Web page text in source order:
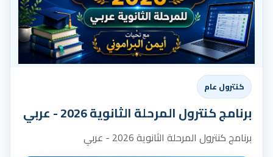
كنترول عام
برنامج كنترول المرحلة الثانوية 2026 - عربي
برنامج كنترول المرحلة الثانوية 2026 - عربي